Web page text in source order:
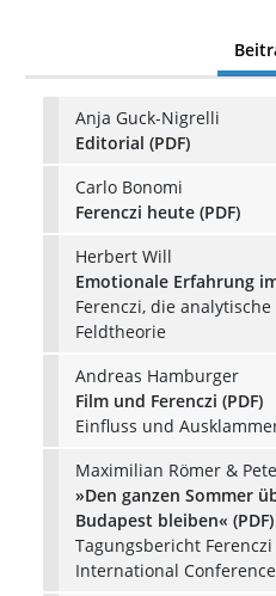
Anja Guck-Nigrelli
Editorial (PDF)
Carlo Bonomi
Ferenczi heute (PDF)
Herbert Will
Emotionale Erfahrung
Ferenczi, die
Feldtheorie
Andreas Hamburger
Film und Ferenczi (PDF)
Einfluss und
Maximilian Römer &
»Den ganzen Sommer
Budapest bleiben« (PDF)
Tagungsbericht
International Conference